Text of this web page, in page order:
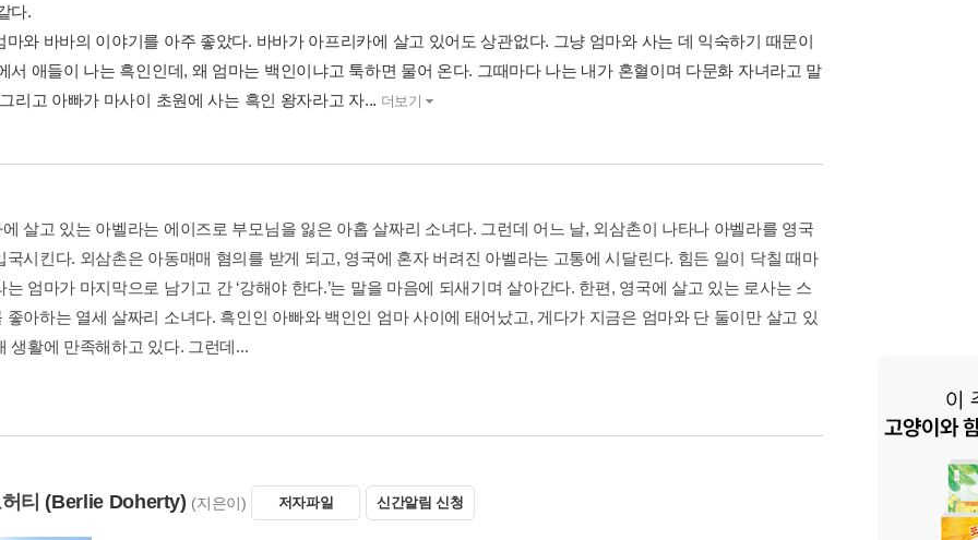
다.
마와 바바의 이야기를 아주 좋았다. 바바가 아프리카에 살고 있어도 상관없다. 그냥 엄마와 사는 데 익숙하기 때문이
서 애들이 나는 흑인인데, 왜 엄마는 백인이냐고 툭하면 물어 온다. 그때마다 나는 내가 혼혈이며 다문화 자녀라고 말
리고 아빠가 마사이 초원에 사는 흑인 왕자라고 자... 더보기
살고 있는 아벨라는 에이즈로 부모님을 잃은 아홉 살짜리 소녀다. 그런데 어느 날, 외삼촌이 나타나 아벨라를 영국
국시킨다. 외삼촌은 아동매매 혐의를 받게 되고, 영국에 혼자 버려진 아벨라는 고통에 시달린다. 힘든 일이 닥칠 때마
는 엄마가 마지막으로 남기고 간 ‘강해야 한다.’는 말을 마음에 되새기며 살아간다. 한편, 영국에 살고 있는 로사는 스
좋아하는 열세 살짜리 소녀다. 흑인인 아빠와 백인인 엄마 사이에 태어났고, 게다가 지금은 엄마와 단 둘이만 살고 있
생활에 만족해하고 있다. 그런데...
티 (Berlie Doherty) (지은이) 저자파일 신간알림 신청